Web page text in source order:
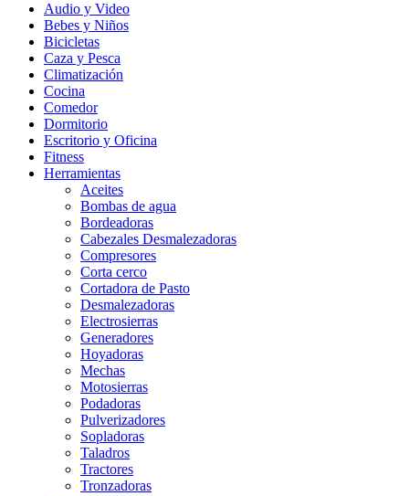
Audio y Video
Bebes y Niños
Bicicletas
Caza y Pesca
Climatización
Cocina
Comedor
Dormitorio
Escritorio y Oficina
Fitness
Herramientas
Aceites
Bombas de agua
Bordeadoras
Cabezales Desmalezadoras
Compresores
Corta cerco
Cortadora de Pasto
Desmalezadoras
Electrosierras
Generadores
Hoyadoras
Mechas
Motosierras
Podadoras
Pulverizadores
Sopladoras
Taladros
Tractores
Tronzadoras